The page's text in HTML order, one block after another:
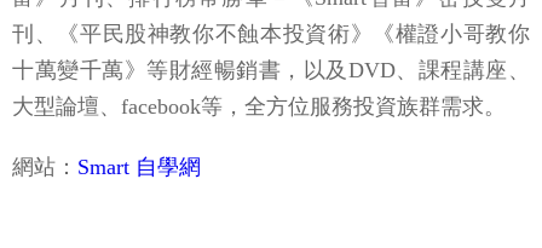
刊、《平民股神教你不蝕本投資術》《權證小哥教你
十萬變千萬》等財經暢銷書，以及DVD、課程講座、
大型論壇、facebook等，全方位服務投資族群需求。
網站： Smart 自學網